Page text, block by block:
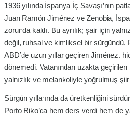
1936 yılında İspanya İç Savaşı’nın
Juan Ramón Jiménez ve Zenobia,
zorunda kaldı. Bu ayrılık; şair için
değil, ruhsal ve kimliksel bir sürgündü.
ABD’de uzun yıllar geçiren Jiménez,
dönemedi. Vatanından uzakta geçirilen
yalnızlık ve melankoliyle yoğrulmuş
Sürgün yıllarında da üretkenliğini
Porto Riko’da hem ders verdi hem de